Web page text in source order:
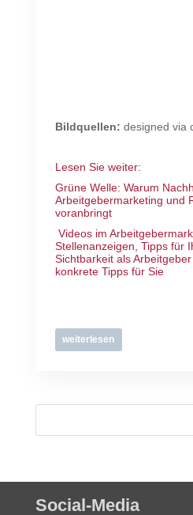
Bildquellen: designed via
Lesen Sie weiter:
Grüne Welle: Warum
Arbeitgebermarketing und
voranbringt
Videos im
Stellenanzeigen Tipps für
Sichtbarkeit als
konkrete Tipps für Sie
weiterlesen
Social-Media